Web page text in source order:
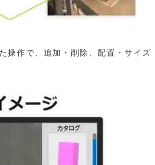
操作で、追加・削除、配置・サイズ